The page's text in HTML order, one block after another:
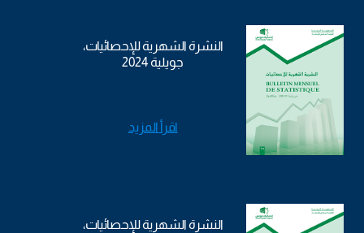
النشرة الشهرية للإحصائيات،
جويلية 2024
اقرأ المزيد
النشرة الشهرية للإحصائيات،